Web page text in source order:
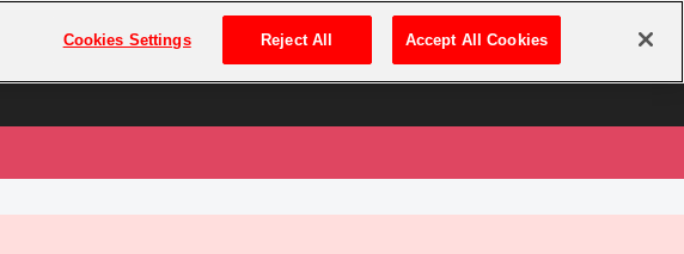
プレミアム会員とは ログイン・新規登録
Cookies Settings Reject All Accept All Cookies